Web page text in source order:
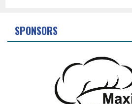
SPONSORS